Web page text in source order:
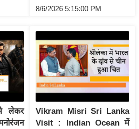
8/6/2026 5:15:00 PM
लेकर
Vikram Misri Sri Lanka
Visit : Indian Ocean में